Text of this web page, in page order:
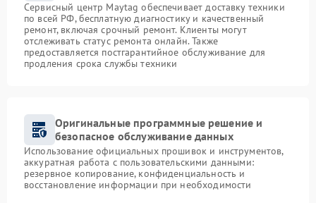
Сервисный центр Maytag обеспечивает доставку техники
по всей РФ, бесплатную диагностику и качественный
ремонт, включая срочный ремонт. Клиенты могут
отслеживать статус ремонта онлайн. Также
предоставляется постгарантийное обслуживание для
продления срока службы техники
Оригинальные программные решение и
безопасное обслуживание данных
Использование официальных прошивок и инструментов,
аккуратная работа с пользовательскими данными:
резервное копирование, конфиденциальность и
восстановление информации при необходимости